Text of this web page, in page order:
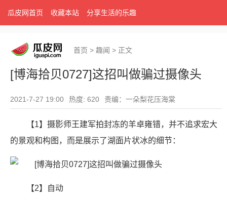
瓜皮网首页 收藏本站 分享生活的乐趣
首页 > 趣闻 > 正文
[博海拾贝0727]这招叫做骗过摄像头
2021-7-27 19:00 热度: 620 责编：一朵梨花压海棠
【1】摄影师王建军拍封冻的羊卓雍错，并不追求宏大
的景观和构图，而是展示了湖面片状冰的细节：
【2】自动